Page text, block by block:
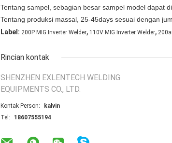
Tentang sampel, sebagian besar sampel model dapat
Tentang produksi massal, 25-45days sesuai dengan
Label: 200P MIG Inverter Welder, 110V MIG Inverter Welder,
Rincian kontak
SHENZHEN EXLENTECH WELDING
EQUIPMENTS CO., LTD.
Kontak Person:
kalvin
Tel:
18607555194